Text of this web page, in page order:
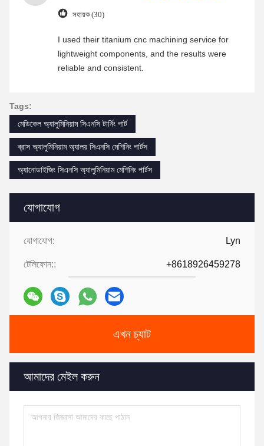
যোগাযোগ
যোগাযোগ: Lyn
টেলিফোন:: +8618926459278
এখন চ্যাট
আমাদের মেইল করুন
সহায়ক (30)
I used their titanium cnc machining service for
lightweight components, and the results were
reliable and consistent.
Tags:
মেডিকেল অ্যালুমিনিয়াম সিএনসি টার্নিং পার্ট
ব্রাস অ্যালুমিনিয়াম অ্যালয় সিএনসি মেশিনিং পার্টস
অ্যানোডাইজিং সিএনসি অ্যালুমিনিয়াম মেশিনিং পার্টস